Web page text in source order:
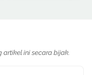
artikel ini secara bijak.